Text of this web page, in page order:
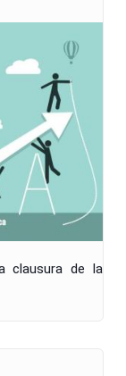
clausura de la